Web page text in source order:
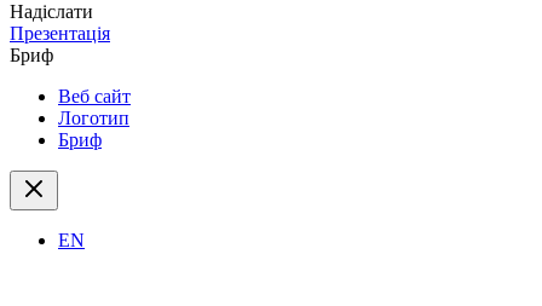
Надіслати
Презентація
Бриф
Веб сайт
Логотип
Бриф
EN